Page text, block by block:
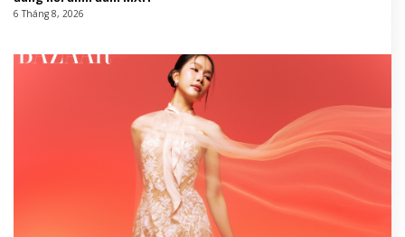
6 Tháng 8, 2026